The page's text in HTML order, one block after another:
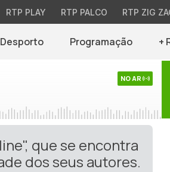
RTP PLAY RTP PALCO RTP ZIG
Desporto Programação +
NO AR
que se encontra
dos seus autores.